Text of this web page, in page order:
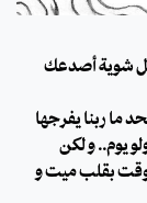
شوية أصدعك
ما ربنا يفرجها
يوم.. و لكن
بقلب ميت و